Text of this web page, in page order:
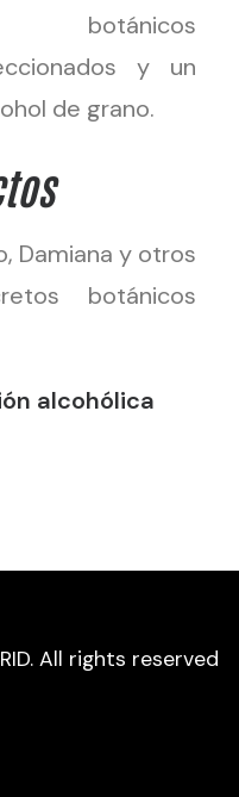
botánicos
y un
de grano.
Damiana y otros
botánicos
alcohólica
All rights reserved